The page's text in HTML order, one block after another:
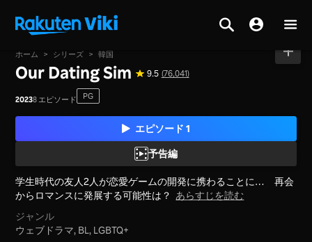
ホーム > シリーズ > 韓国
Our Dating Sim 9.5 (76,041)
20238 エピソード PG
エピソード 1
予告編
学生時代の友人2人が恋愛ゲームの開発に携わることに… 再会
からロマンスに発展する可能性は？ あらすじを読む
ジャンル
ウェブドラマ, BL, LGBTQ+